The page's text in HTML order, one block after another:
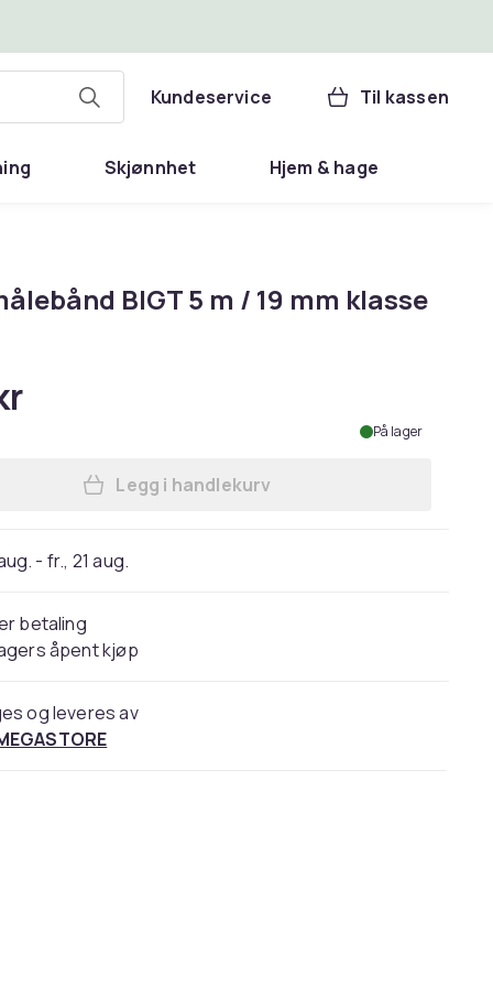
Kundeservice Til kassen
Skjønnhet Hjem & hage
BIGT 5 m / 19 mm klasse
På lager
Legg Sola målebånd BIGT 5 m / 19
Legg i handlekurv
- fr., 21 aug.
betaling
åpent kjøp
og leveres av